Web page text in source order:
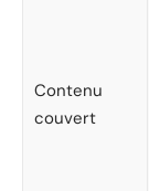
Contenu
couvert